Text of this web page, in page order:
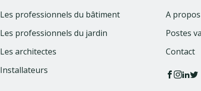
Les professionnels du bâtiment
Les professionnels du jardin
Les architectes
Installateurs
A
Postes
Contact